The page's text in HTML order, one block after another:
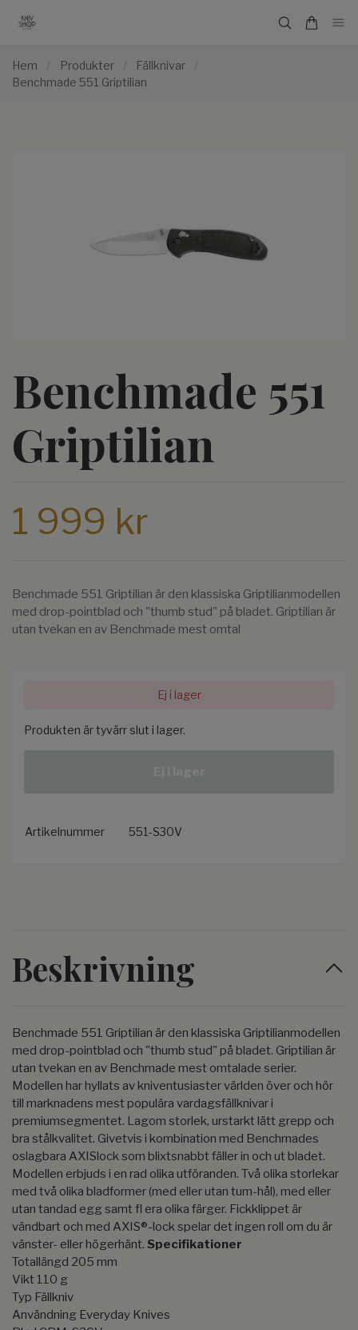
Hem / Produkter / Fällknivar
/
Benchmade 551 Griptilian
Benchmade 551
Griptilian
1 999 kr
Benchmade 551 Griptilian är den klassiska Griptilianmodellen
med drop-pointblad och "thumb stud" på bladet. Griptilian är
utan tvekan en av Benchmade mest omtal
Ej i lager
Produkten är tyvärr slut i lager.
Artikelnummer 551-S30V
Beskrivning
Benchmade 551 Griptilian är den klassiska Griptilianmodellen
med drop-pointblad och "thumb stud" på bladet. Griptilian är
utan tvekan en av Benchmade mest omtalade serier.
Modellen har hyllats av kniventusiaster världen över och hör
till marknadens mest populära vardagsfällknivar i
premiumsegmentet. Lagom storlek, urstarkt lätt grepp och
bra stålkvalitet. Givetvis i kombination med Benchmades
oslagbara AXISlock som blixtsnabbt fäller in och ut bladet.
Modellen erbjuds i en rad olika utföranden. Två olika storlekar
med två olika bladformer (med eller utan tum-hål), med eller
utan tandad egg samt fl era olika färger. Fickklippet är
vändbart och med AXIS®-lock spelar det ingen roll om du är
vänster- eller högerhänt. Specifikationer
Totallängd 205 mm
Vikt 110 g
Typ Fällkniv
Användning Everyday Knives